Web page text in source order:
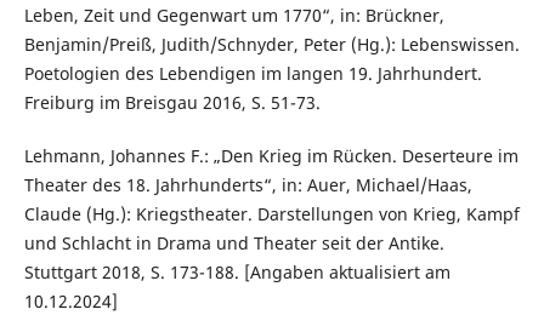
Leben, Zeit und Gegenwart um 1770“, in: Brückner,
Benjamin/Preiß, Judith/Schnyder, Peter (Hg.): Lebenswissen.
Poetologien des Lebendigen im langen 19. Jahrhundert.
Freiburg im Breisgau 2016, S. 51-73.
Lehmann, Johannes F.: „Den Krieg im Rücken. Deserteure im
Theater des 18. Jahrhunderts“, in: Auer, Michael/Haas,
Claude (Hg.): Kriegstheater. Darstellungen von Krieg, Kampf
und Schlacht in Drama und Theater seit der Antike.
Stuttgart 2018, S. 173-188. [Angaben aktualisiert am
10.12.2024]